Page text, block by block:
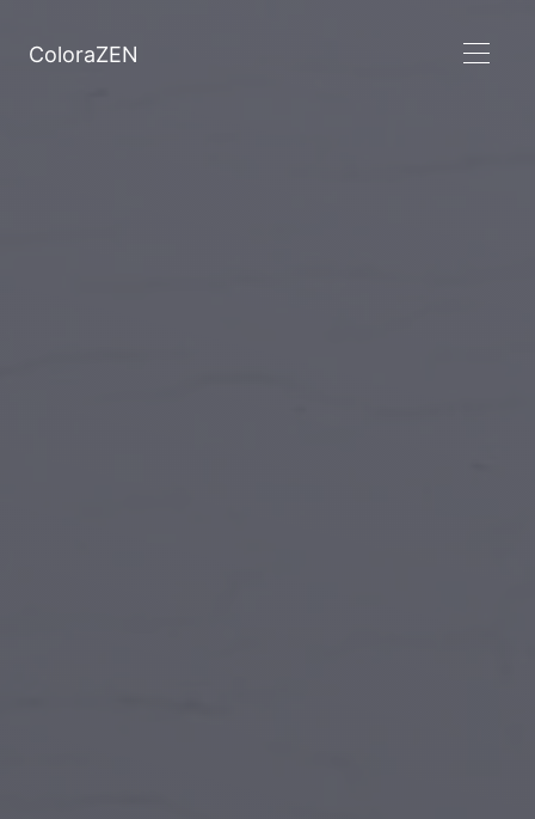
ColoraZEN